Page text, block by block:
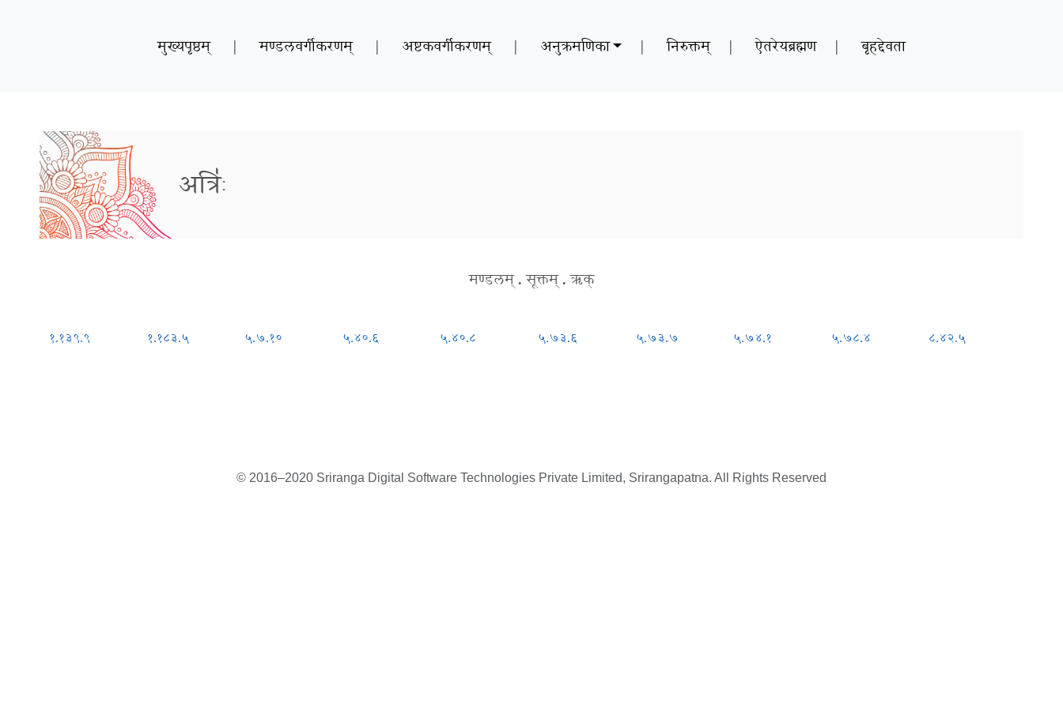
मुख्यपृष्ठम् | मण्डलवर्गीकरणम् | अष्टकवर्गीकरणम् | अनुक्रमणिका | निरुक्तम् | ऐतरेयब्रह्मण | बृहद्देवता
अत्रिः॑
मण्डलम् . सूक्तम् . ऋक्
१.१३९.९ १.१८३.५ ५.७.१० ५.४०.६ ५.४०.८ ५.७३.६ ५.७३.७ ५.७४.१ ५.७८.४ ८.४२.५
© 2016–2020 Sriranga Digital Software Technologies Private Limited, Srirangapatna. All Rights Reserved